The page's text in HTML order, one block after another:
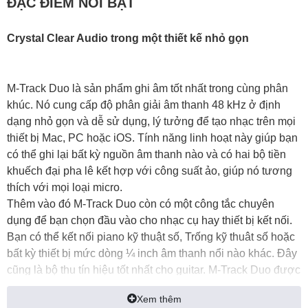
Crystal Clear Audio trong một thiết kế nhỏ gọn
M-Track Duo là sản phẩm ghi âm tốt nhất trong cùng phân
khúc. Nó cung cấp độ phân giải âm thanh 48 kHz ở định
dạng nhỏ gọn và dễ sử dụng, lý tưởng để tạo nhạc trên mọi
thiết bị Mac, PC hoặc iOS. Tính năng linh hoạt này giúp bạn
có thể ghi lại bất kỳ nguồn âm thanh nào và có hai bộ tiền
khuếch đại pha lê kết hợp với công suất ảo, giúp nó tương
thích với mọi loại micro.
Thêm vào đó M-Track Duo còn có một công tắc chuyên
dụng để bạn chọn đầu vào cho nhạc cụ hay thiết bị kết nối.
Bạn có thể kết nối piano kỹ thuật số, Trống kỹ thuât số hoặc
bất kỳ thiết bị mức dòng ¼ inch âm thanh nổi nào khác. Đây
cũng là bộ thu tín hiệu tốt nhất cho guitar. M-Track Duo được
cấp nguồn hoàn toàn bằng USB nên bạn có thể sử dụng nó
ở bất cứ đâu bạn đi. Hình thể nhỏ gọn của sản phẩm cũng
Xem thêm